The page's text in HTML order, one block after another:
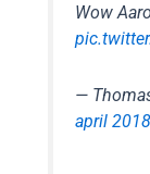
Wow
—
april 2018